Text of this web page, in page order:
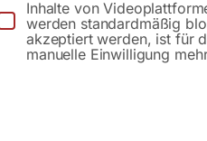
Inhalte von
werden standardmäßig
akzeptiert werden, ist für
manuelle Einwilligung